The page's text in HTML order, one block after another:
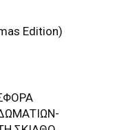
Edition)